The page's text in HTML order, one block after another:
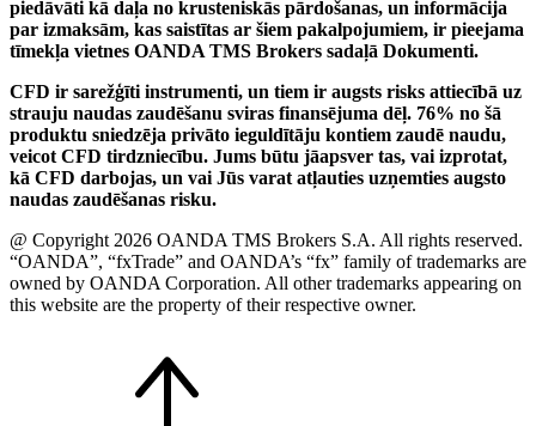
piedāvāti kā daļa no krusteniskās pārdošanas, un informācija
par izmaksām, kas saistītas ar šiem pakalpojumiem, ir pieejama
tīmekļa vietnes OANDA TMS Brokers sadaļā Dokumenti.
CFD ir sarežģīti instrumenti, un tiem ir augsts risks attiecībā uz
strauju naudas zaudēšanu sviras finansējuma dēļ. 76% no šā
produktu sniedzēja privāto ieguldītāju kontiem zaudē naudu,
veicot CFD tirdzniecību. Jums būtu jāapsver tas, vai izprotat,
kā CFD darbojas, un vai Jūs varat atļauties uzņemties augsto
naudas zaudēšanas risku.
@ Copyright 2026 OANDA TMS Brokers S.A. All rights reserved.
“OANDA”, “fxTrade” and OANDA’s “fx” family of trademarks are
owned by OANDA Corporation. All other trademarks appearing on
this website are the property of their respective owner.